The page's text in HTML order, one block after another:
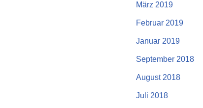
März 2019
Februar 2019
Januar 2019
September 2018
August 2018
Juli 2018